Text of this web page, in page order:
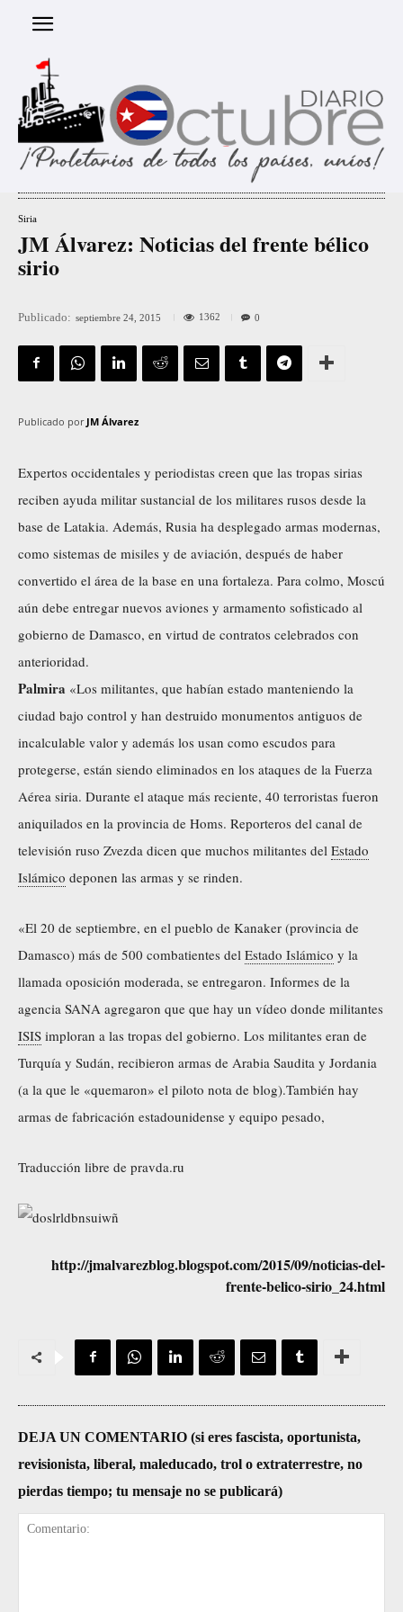
Siria
JM Álvarez: Noticias del frente bélico
sirio
Publicado: septiembre 24, 2015 1362 0
Publicado por JM Álvarez
Expertos occidentales y periodistas creen que las tropas sirias
reciben ayuda militar sustancial de los militares rusos desde la
base de Latakia. Además, Rusia ha desplegado armas modernas,
como sistemas de misiles y de aviación, después de haber
convertido el área de la base en una fortaleza. Para colmo, Moscú
aún debe entregar nuevos aviones y armamento sofisticado al
gobierno de Damasco, en virtud de contratos celebrados con
anterioridad.
Palmira «Los militantes, que habían estado manteniendo la
ciudad bajo control y han destruido monumentos antiguos de
incalculable valor y además los usan como escudos para
protegerse, están siendo eliminados en los ataques de la Fuerza
Aérea siria. Durante el ataque más reciente, 40 terroristas fueron
aniquilados en la provincia de Homs. Reporteros del canal de
televisión ruso Zvezda dicen que muchos militantes del Estado
Islámico deponen las armas y se rinden.
«El 20 de septiembre, en el pueblo de Kanaker (provincia de
Damasco) más de 500 combatientes del Estado Islámico y la
llamada oposición moderada, se entregaron. Informes de la
agencia SANA agregaron que que hay un vídeo donde militantes
ISIS imploran a las tropas del gobierno. Los militantes eran de
Turquía y Sudán, recibieron armas de Arabia Saudita y Jordania
(a la que le «quemaron» el piloto nota de blog).También hay
armas de fabricación estadounidense y equipo pesado,
Traducción libre de pravda.ru
http://jmalvarezblog.blogspot.com/2015/09/noticias-del-
frente-belico-sirio_24.html
DEJA UN COMENTARIO (si eres fascista, oportunista,
revisionista, liberal, maleducado, trol o extraterrestre, no
pierdas tiempo; tu mensaje no se publicará)